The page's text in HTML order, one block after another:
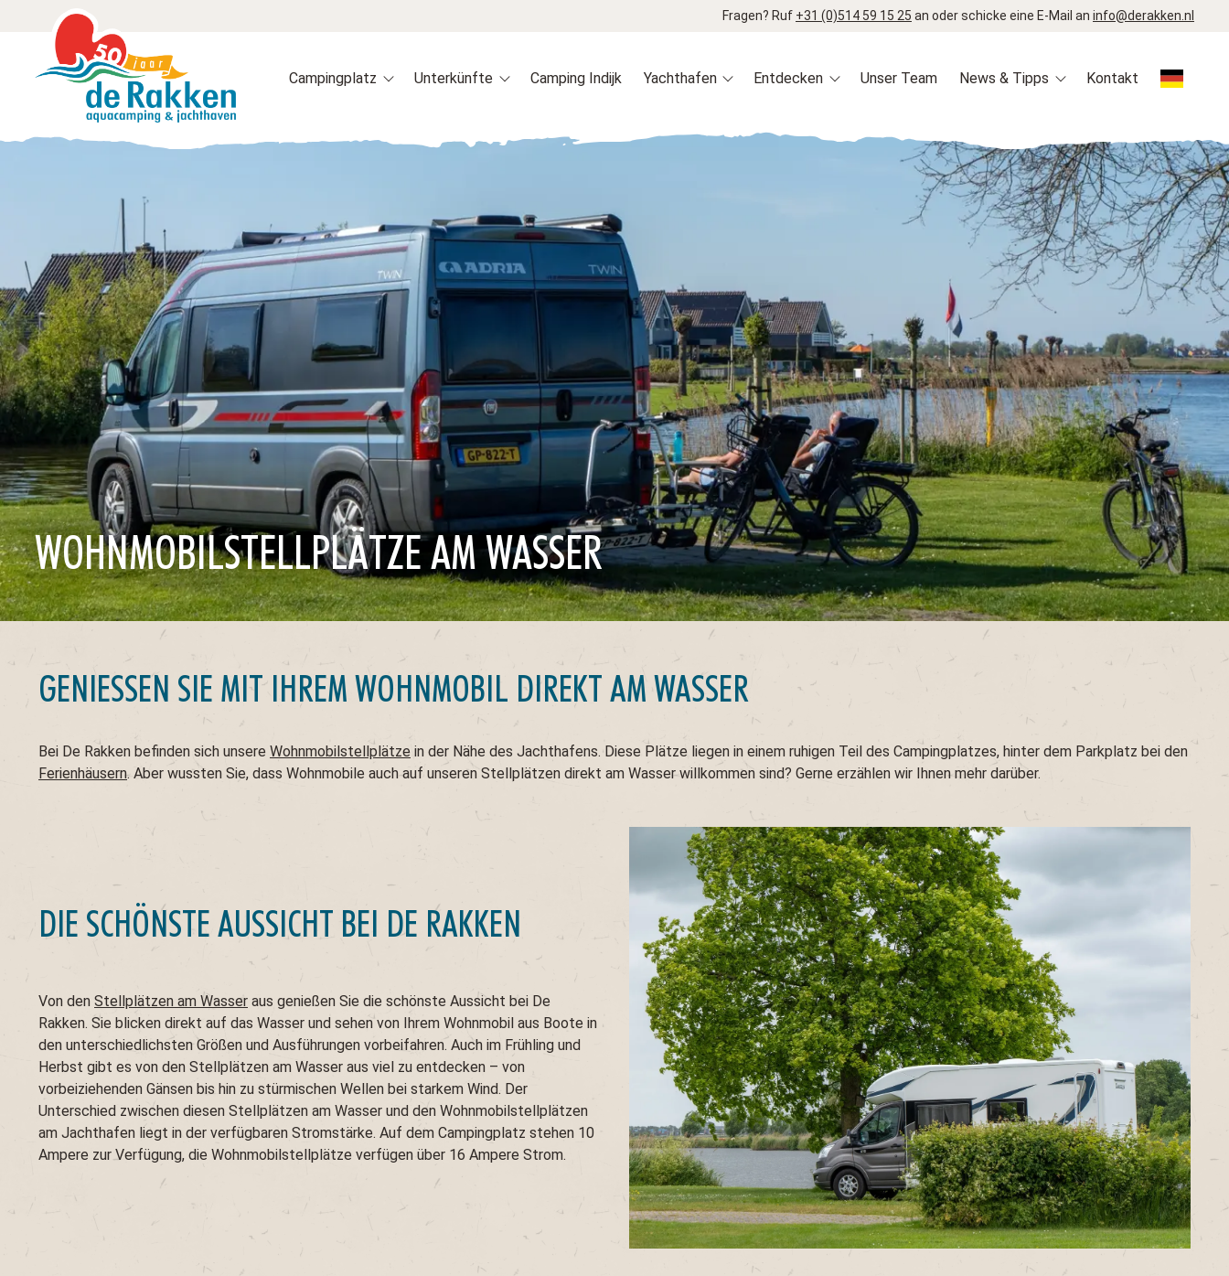
Fragen? Ruf +31 (0)514 59 15 25 an oder schicke eine E-Mail an info@derakken.nl
Campingplatz Unterkünfte Camping Indijk Yachthafen Entdecken Unser Team News & Tipps Kontakt
WOHNMOBILSTELLPLÄTZE AM WASSER
GENIESSEN SIE MIT IHREM WOHNMOBIL DIREKT AM WASSER
Bei De Rakken befinden sich unsere Wohnmobilstellplätze in der Nähe des Jachthafens. Diese Plätze liegen in einem ruhigen Teil des Campingplatzes, hinter dem Parkplatz bei den
Ferienhäusern. Aber wussten Sie, dass Wohnmobile auch auf unseren Stellplätzen direkt am Wasser willkommen sind? Gerne erzählen wir Ihnen mehr darüber.
DIE SCHÖNSTE AUSSICHT BEI DE RAKKEN
Von den Stellplätzen am Wasser aus genießen Sie die schönste Aussicht bei De
Rakken. Sie blicken direkt auf das Wasser und sehen von Ihrem Wohnmobil aus Boote in
den unterschiedlichsten Größen und Ausführungen vorbeifahren. Auch im Frühling und
Herbst gibt es von den Stellplätzen am Wasser aus viel zu entdecken – von
vorbeiziehenden Gänsen bis hin zu stürmischen Wellen bei starkem Wind. Der
Unterschied zwischen diesen Stellplätzen am Wasser und den Wohnmobilstellplätzen
am Jachthafen liegt in der verfügbaren Stromstärke. Auf dem Campingplatz stehen 10
Ampere zur Verfügung, die Wohnmobilstellplätze verfügen über 16 Ampere Strom.